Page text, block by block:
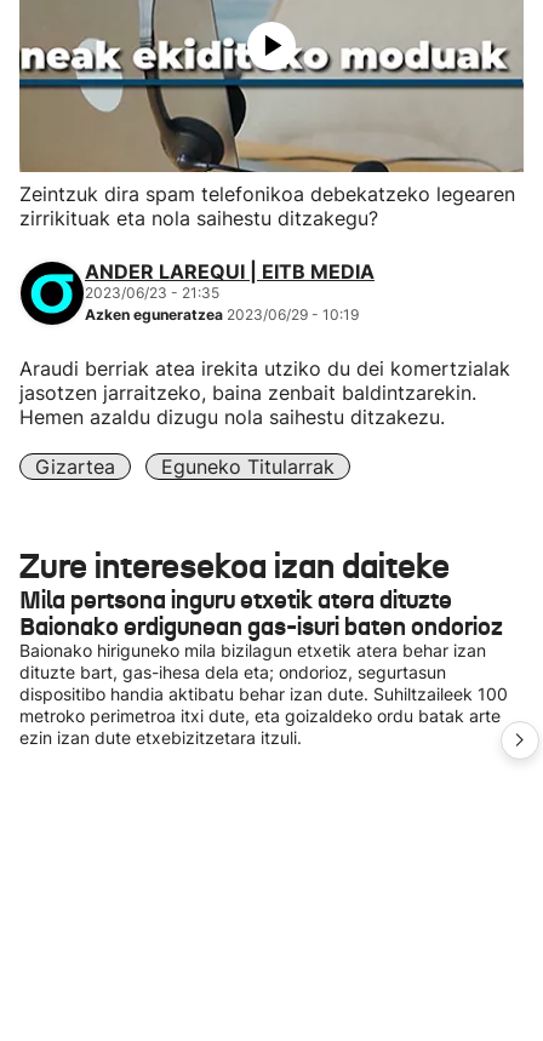
Zeintzuk dira spam telefonikoa debekatzeko legearen
zirrikituak eta nola saihestu ditzakegu?
ANDER LAREQUI | EITB MEDIA
2023/06/23 - 21:35
Azken eguneratzea 2023/06/29 - 10:19
Araudi berriak atea irekita utziko du dei komertzialak
jasotzen jarraitzeko, baina zenbait baldintzarekin.
Hemen azaldu dizugu nola saihestu ditzakezu.
Gizartea Eguneko Titularrak
Zure interesekoa izan daiteke
Mila pertsona inguru etxetik atera dituzte
Baionako erdigunean gas-isuri baten ondorioz
Baionako hiriguneko mila bizilagun etxetik atera behar izan
dituzte bart, gas-ihesa dela eta; ondorioz, segurtasun
dispositibo handia aktibatu behar izan dute. Suhiltzaileek 100
metroko perimetroa itxi dute, eta goizaldeko ordu batak arte
ezin izan dute etxebizitzetara itzuli.